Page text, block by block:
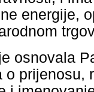
energije,
osnovala
o prijenosu,